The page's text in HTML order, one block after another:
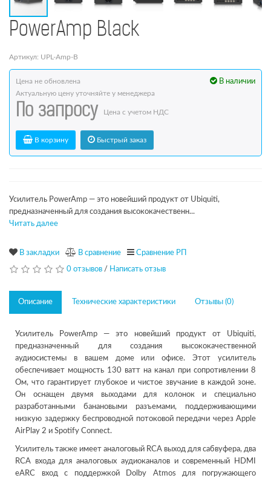
PowerAmp Black
Артикул: UPL-Amp-B
В наличии
Цена не обновлена
Актуальную цену уточняйте у менеджера
По запросу Цена с учетом НДС
В корзину Быстрый заказ
Усилитель PowerAmp — это новейший продукт от Ubiquiti,
предназначенный для создания высококачественн...
Читать далее
В закладки В сравнение Сравнение РП
0 отзывов / Написать отзыв
Описание Технические характеристики Отзывы (0)
Усилитель PowerAmp — это новейший продукт от Ubiquiti,
предназначенный для создания высококачественной
аудиосистемы в вашем доме или офисе. Этот усилитель
обеспечивает мощность 130 ватт на канал при сопротивлении 8
Ом, что гарантирует глубокое и чистое звучание в каждой зоне.
Он оснащен двумя выходами для колонок и специально
разработанными банановыми разъемами, поддерживающими
низкую задержку беспроводной потоковой передачи через Apple
AirPlay 2 и Spotify Connect.
Усилитель также имеет аналоговый RCA выход для сабвуфера, два
RCA входа для аналоговых аудиоканалов и современный HDMI
eARC вход с поддержкой Dolby Atmos для погружающего